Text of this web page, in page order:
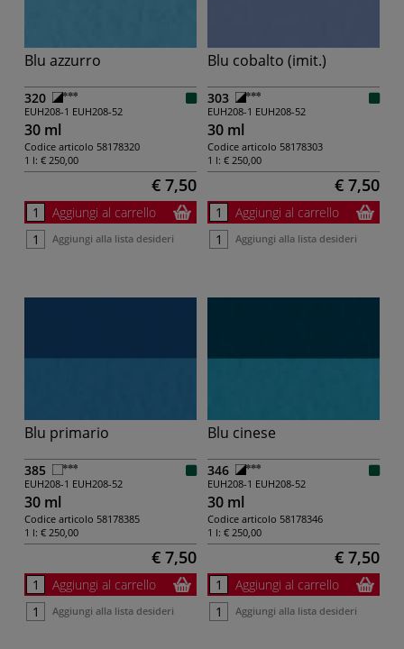
Blu azzurro
320
EUH208-1 EUH208-52
30 ml
Codice articolo 58178320
1 l: € 250,00
€ 7,50
Aggiungi al carrello
Aggiungi alla lista desideri
Blu cobalto (imit.)
303
EUH208-1 EUH208-52
30 ml
Codice articolo 58178303
1 l: € 250,00
€ 7,50
Aggiungi al carrello
Aggiungi alla lista desideri
Blu primario
385
EUH208-1 EUH208-52
30 ml
Codice articolo 58178385
1 l: € 250,00
€ 7,50
Aggiungi al carrello
Aggiungi alla lista desideri
Blu cinese
346
EUH208-1 EUH208-52
30 ml
Codice articolo 58178346
1 l: € 250,00
€ 7,50
Aggiungi al carrello
Aggiungi alla lista desideri